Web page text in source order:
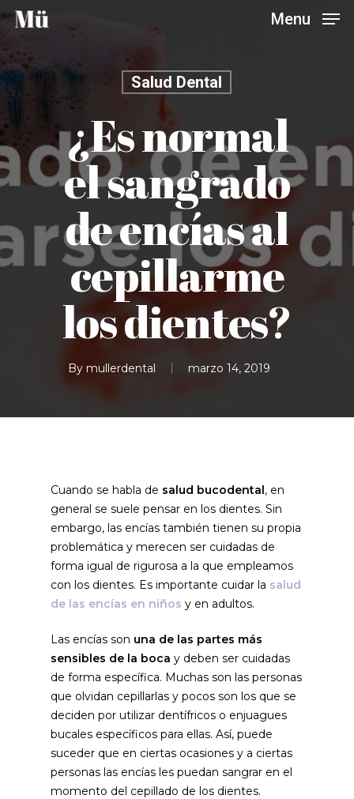
Skip
content
Menu
Salud Dental
¿Es normal
el sangrado
de encías al
cepillarme
los dientes?
By mullerdental marzo 14, 2019
Cuando se habla de salud bucodental, en
general se suele pensar en los dientes. Sin
embargo, las encías también tienen su propia
problemática y merecen ser cuidadas de
forma igual de rigurosa a la que empleamos
con los dientes. Es importante cuidar la salud
de las encías en niños y en adultos.
Las encías son una de las partes más
sensibles de la boca y deben ser cuidadas
de forma específica. Muchas son las personas
que olvidan cepillarlas y pocos son los que se
deciden por utilizar dentífricos o enjuagues
bucales específicos para ellas. Así, puede
suceder que en ciertas ocasiones y a ciertas
personas las encías les puedan sangrar en el
momento del cepillado de los dientes.